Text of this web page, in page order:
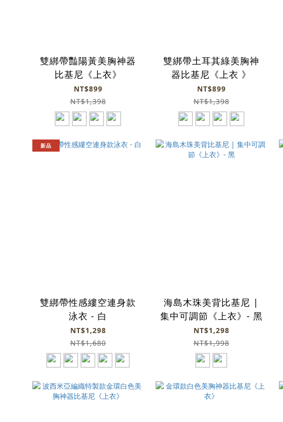
雙綁帶豔陽黃美胸神器
比基尼《上衣》
NT$899
NT$1,398
雙綁帶土耳其綠美胸神
器比基尼《上衣 》
NT$899
NT$1,398
新品
雙綁帶性感縷空連身款
泳衣 - 白
NT$1,298
NT$1,680
海島木珠美背比基尼 |
集中可調節《上衣》- 黑
NT$1,298
NT$1,998